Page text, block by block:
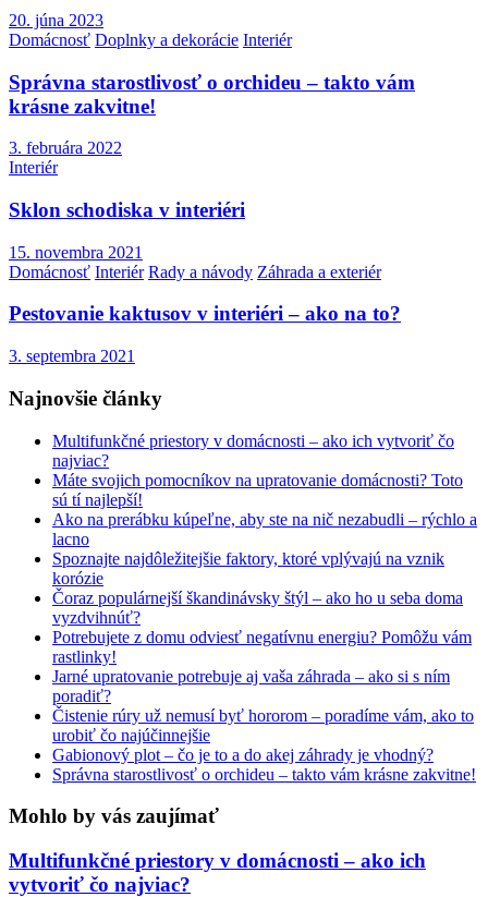
20. júna 2023
Domácnosť Doplnky a dekorácie Interiér
Správna starostlivosť o orchideu – takto vám
krásne zakvitne!
3. februára 2022
Interiér
Sklon schodiska v interiéri
15. novembra 2021
Domácnosť Interiér Rady a návody Záhrada a exteriér
Pestovanie kaktusov v interiéri – ako na to?
3. septembra 2021
Najnovšie články
Multifunkčné priestory v domácnosti – ako ich vytvoriť čo
najviac?
Máte svojich pomocníkov na upratovanie domácnosti? Toto
sú tí najlepší!
Ako na prerábku kúpeľne, aby ste na nič nezabudli – rýchlo a
lacno
Spoznajte najdôležitejšie faktory, ktoré vplývajú na vznik
korózie
Čoraz populárnejší škandinávsky štýl – ako ho u seba doma
vyzdvihnúť?
Potrebujete z domu odviesť negatívnu energiu? Pomôžu vám
rastlinky!
Jarné upratovanie potrebuje aj vaša záhrada – ako si s ním
poradiť?
Čistenie rúry už nemusí byť hororom – poradíme vám, ako to
urobiť čo najúčinnejšie
Gabionový plot – čo je to a do akej záhrady je vhodný?
Správna starostlivosť o orchideu – takto vám krásne zakvitne!
Mohlo by vás zaujímať
Multifunkčné priestory v domácnosti – ako ich
vytvoriť čo najviac?